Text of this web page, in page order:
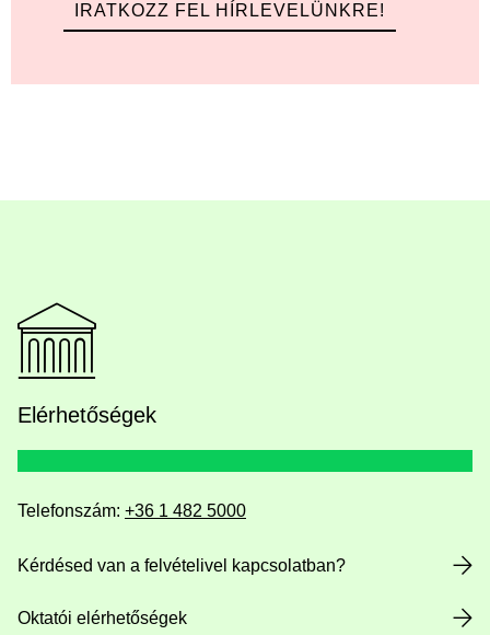
IRATKOZZ FEL HÍRLEVELÜNKRE!
Elérhetőségek
Telefonszám: +36 1 482 5000
Kérdésed van a felvételivel kapcsolatban?
Oktatói elérhetőségek